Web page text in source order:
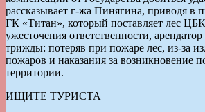
рассказывает г-жа Пинягина, приводя в
ГК «Титан», который поставляет лес
ужесточения ответственности, арендатор
трижды: потеряв при пожаре лес, из-за
пожаров и наказания за возникновение
территории.
ИЩИТЕ ТУРИСТА